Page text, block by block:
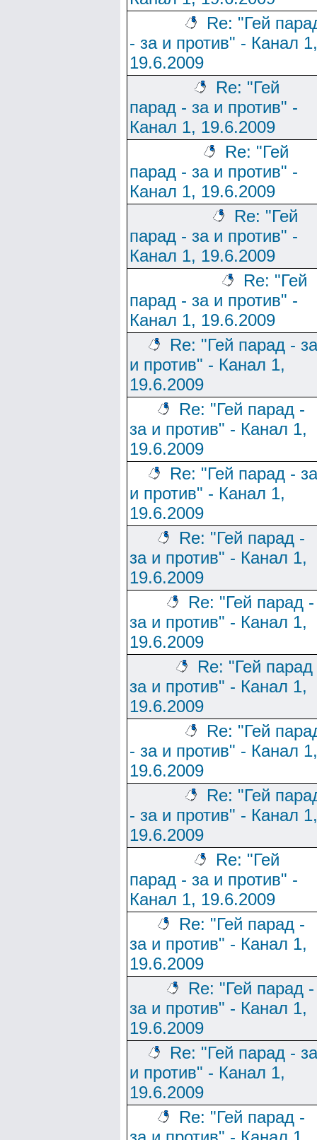
Re: "Гей
- за и против" - Канал 1,
19.6.2009
Re: "Гей
парад - за и против" -
Канал 1, 19.6.2009
Re: "Гей
парад - за и против" -
Канал 1, 19.6.2009
Re: "Гей
парад - за и против" -
Канал 1, 19.6.2009
Re: "Гей
парад - за и против" -
Канал 1, 19.6.2009
Re: "Гей парад - за
и против" - Канал 1,
19.6.2009
Re: "Гей парад -
за и против" - Канал 1,
19.6.2009
Re: "Гей парад - за
и против" - Канал 1,
19.6.2009
Re: "Гей парад -
за и против" - Канал 1,
19.6.2009
Re: "Гей парад -
за и против" - Канал 1,
19.6.2009
Re: "Гей парад
за и против" - Канал 1,
19.6.2009
Re: "Гей
- за и против" - Канал 1,
19.6.2009
Re: "Гей
- за и против" - Канал 1,
19.6.2009
Re: "Гей
парад - за и против" -
Канал 1, 19.6.2009
Re: "Гей парад -
за и против" - Канал 1,
19.6.2009
Re: "Гей парад -
за и против" - Канал 1,
19.6.2009
Re: "Гей парад - за
и против" - Канал 1,
19.6.2009
Re: "Гей парад -